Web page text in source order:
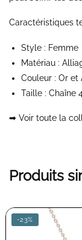
Caractéristiques
Style : Femme
Matériau :
Couleur : Or et
Taille : Chaîne
➡ Voir toute la
Produits
-23%